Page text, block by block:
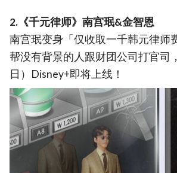
2.《千元律师》南宫珉&金智恩
南宫珉变身「仅收取一千韩元律师
帮没有背景的人跟财团公司打官司
日）Disney+即将上线！